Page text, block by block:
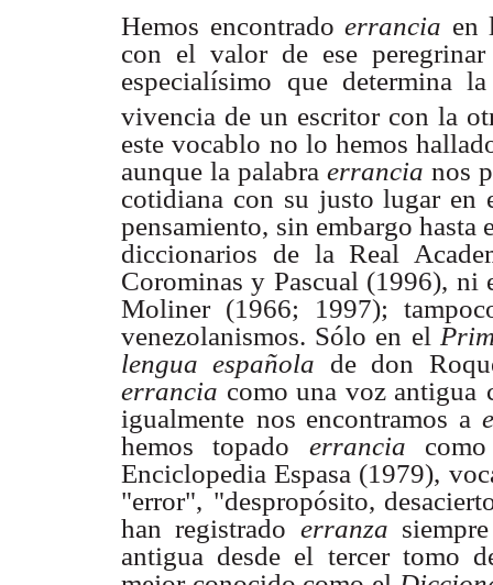
Hemos encontrado errancia en
con el valor de ese peregrinar
especialísimo que determina
vivencia de un escritor con la
este vocablo no lo hemos
aunque la palabraerrancia nos
cotidiana con su justo lugar en
pensamiento, sin embargo hasta
diccionarios de la Real
Corominas y Pascual (1996), ni
Moliner (1966; 1997);
venezolanismos. Sólo en el
lengua española de don
errancia como una voz antigua
igualmente nos encontramos a
hemos topado errancia
Enciclopedia Espasa (1979),
"error", "despropósito,
han registrado erranza
antigua desde el tercer tomo